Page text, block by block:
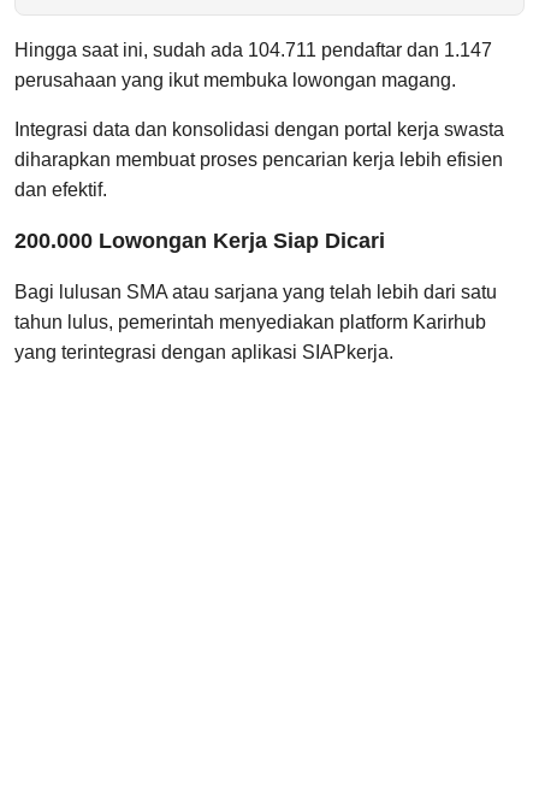
Hingga saat ini, sudah ada 104.711 pendaftar dan 1.147
perusahaan yang ikut membuka lowongan magang.
Integrasi data dan konsolidasi dengan portal kerja swasta
diharapkan membuat proses pencarian kerja lebih efisien
dan efektif.
200.000 Lowongan Kerja Siap Dicari
Bagi lulusan SMA atau sarjana yang telah lebih dari satu
tahun lulus, pemerintah menyediakan platform Karirhub
yang terintegrasi dengan aplikasi SIAPkerja.